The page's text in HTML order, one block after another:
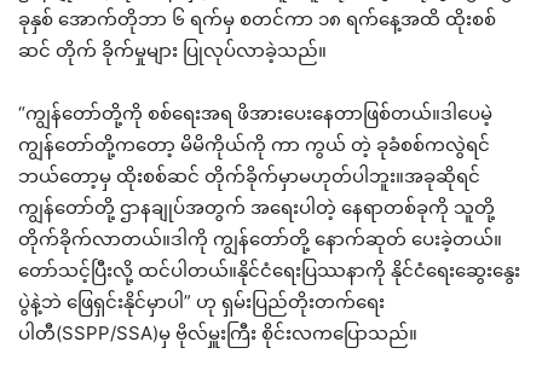
ခုနှစ် အောက်တိုဘာ ၆ ရက်မှ စတင်ကာ ၁၈ ရက်နေ့အထိ ထိုးစစ်
ဆင် တိုက် ခိုက်မှုများ ပြုလုပ်လာခဲ့သည်။
“ကျွန်တော်တို့ကို စစ်ရေးအရ ဖိအားပေးနေတာဖြစ်တယ်။ဒါပေမဲ့
ကျွန်တော်တို့ကတော့ မိမိကိုယ်ကို ကာ ကွယ် တဲ့ ခုခံစစ်ကလွဲရင်
ဘယ်တော့မှ ထိုးစစ်ဆင် တိုက်ခိုက်မှာမဟုတ်ပါဘူး။အခုဆိုရင်
ကျွန်တော်တို့ ဌာနချုပ်အတွက် အရေးပါတဲ့ နေရာတစ်ခုကို သူတို့
တိုက်ခိုက်လာတယ်။ဒါကို ကျွန်တော်တို့ နောက်ဆုတ် ပေးခဲ့တယ်။
တော်သင့်ပြီးလို့ ထင်ပါတယ်။နိုင်ငံရေးပြဿနာကို နိုင်ငံရေးဆွေးနွေး
ပွဲနဲ့ဘဲ ဖြေရှင်းနိုင်မှာပါ” ဟု ရှမ်းပြည်တိုးတက်ရေး
ပါတီ(SSPP/SSA)မှ ဗိုလ်မှူးကြီး စိုင်းလကပြောသည်။